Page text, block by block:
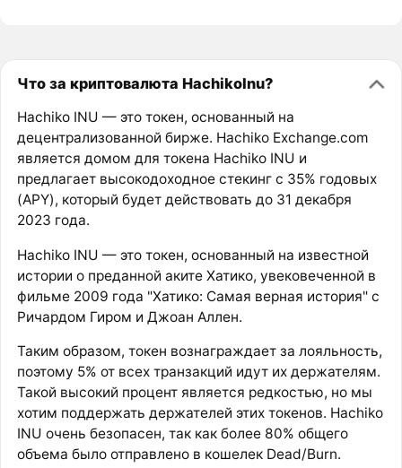
Что за криптовалюта HachikoInu?
Hachiko INU — это токен, основанный на
децентрализованной бирже. Hachiko Exchange.com
является домом для токена Hachiko INU и
предлагает высокодоходное стекинг с 35% годовых
(APY), который будет действовать до 31 декабря
2023 года.
Hachiko INU — это токен, основанный на известной
истории о преданной аките Хатико, увековеченной в
фильме 2009 года "Хатико: Самая верная история" с
Ричардом Гиром и Джоан Аллен.
Таким образом, токен вознаграждает за лояльность,
поэтому 5% от всех транзакций идут их держателям.
Такой высокий процент является редкостью, но мы
хотим поддержать держателей этих токенов. Hachiko
INU очень безопасен, так как более 80% общего
объема было отправлено в кошелек Dead/Burn.